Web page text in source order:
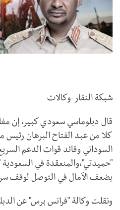
شبكة النقار-وكالات
قال دبلوماسي سعودي كبير، إن
كلا من عبد الفتاح البرهان
السوداني وقائد قوات الدعم
"حميدتي"،والمنعقدة في السعودية
يضعف الآمال في التوصل لوقف
ونقلت وكالة "فرانس برس" عن